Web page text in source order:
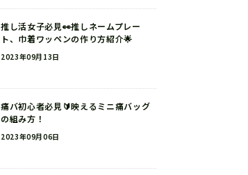
推し活女子必見👀推しネームプレー
ト、巾着ワッペンの作り方紹介🌟
2023年09月13日
痛バ初心者必見🔰映えるミニ痛バッグ
の組み方！
2023年09月06日